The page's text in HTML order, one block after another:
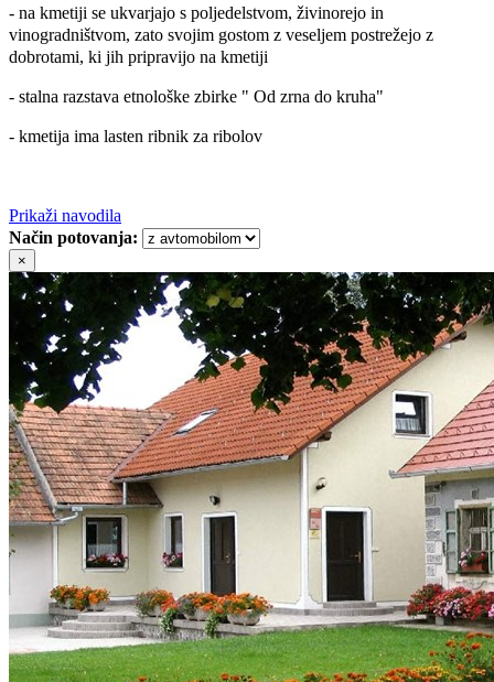
- na kmetiji se ukvarjajo s poljedelstvom, živinorejo in
vinogradništvom, zato svojim gostom z veseljem postrežejo z
dobrotami, ki jih pripravijo na kmetiji
- stalna razstava etnološke zbirke " Od zrna do kruha"
- kmetija ima lasten ribnik za ribolov
Prikaži navodila
Način potovanja:
×